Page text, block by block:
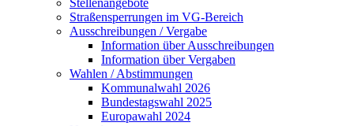
Stellenangebote
Straßensperrungen im VG-Bereich
Ausschreibungen / Vergabe
Information über Ausschreibungen
Information über Vergaben
Wahlen / Abstimmungen
Kommunalwahl 2026
Bundestagswahl 2025
Europawahl 2024